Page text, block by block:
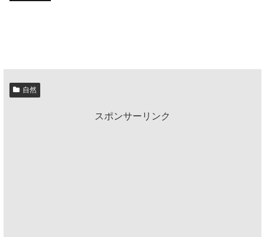
自然
スポンサーリンク